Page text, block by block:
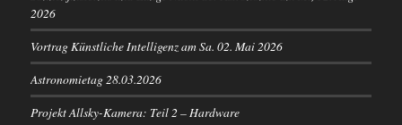
2026
Vortrag Künstliche Intelligenz am Sa. 02. Mai 2026
Astronomietag 28.03.2026
Projekt Allsky-Kamera: Teil 2 – Hardware